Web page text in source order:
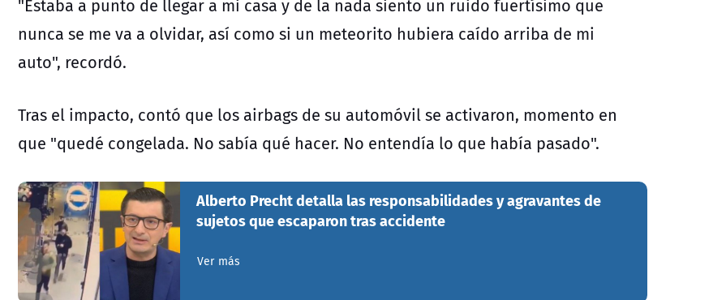
"Estaba a punto de llegar a mi casa y de la nada siento un ruido fuertísimo que
nunca se me va a olvidar, así como si un meteorito hubiera caído arriba de mi
auto", recordó.
Tras el impacto, contó que los airbags de su automóvil se activaron, momento en
que "quedé congelada. No sabía qué hacer. No entendía lo que había pasado".
Alberto Precht detalla las responsabilidades y agravantes de
sujetos que escaparon tras accidente
Ver más